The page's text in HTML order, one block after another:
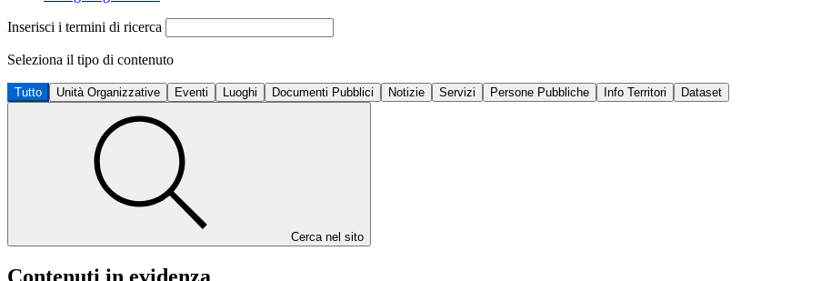
Inserisci i termini di ricerca
Seleziona il tipo di contenuto
Tutto Unità Organizzative Eventi Luoghi Documenti Pubblici Notizie Servizi Persone Pubbliche Info Territori Dataset
Cerca nel sito